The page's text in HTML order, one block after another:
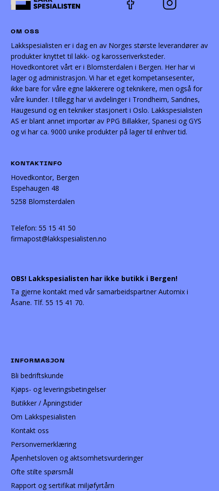
OM OSS
Lakkspesialisten er i dag en av Norges største leverandører av
produkter knyttet til lakk- og karosseriverksteder.
Hovedkontoret vårt er i Blomsterdalen i Bergen. Her har vi
lager og administrasjon. Vi har et eget kompetansesenter,
ikke bare for våre egne lakkerere og teknikere, men også for
våre kunder. I tillegg har vi avdelinger i Trondheim, Sandnes,
Haugesund og en tekniker stasjonert i Oslo. Lakkspesialisten
AS er blant annet importør av PPG Billakker, Spanesi og GYS
og vi har ca. 9000 unike produkter på lager til enhver tid.
KONTAKTINFO
Hovedkontor, Bergen
Espehaugen 48
5258 Blomsterdalen
Telefon:55 15 41 50
firmapost@lakkspesialisten.no
OBS! Lakkspesialisten har ikke butikk i Bergen!
Ta gjerne kontakt med vår samarbeidspartner Automix i
Åsane. Tlf. 55 15 41 70.
INFORMASJON
Bli bedriftskunde
Kjøps- og leveringsbetingelser
Butikker / Åpningstider
Om Lakkspesialisten
Kontakt oss
Personvernerklæring
Åpenhetsloven og aktsomhetsvurderinger
Ofte stilte spørsmål
Rapport og sertifikat miljøfyrtårn